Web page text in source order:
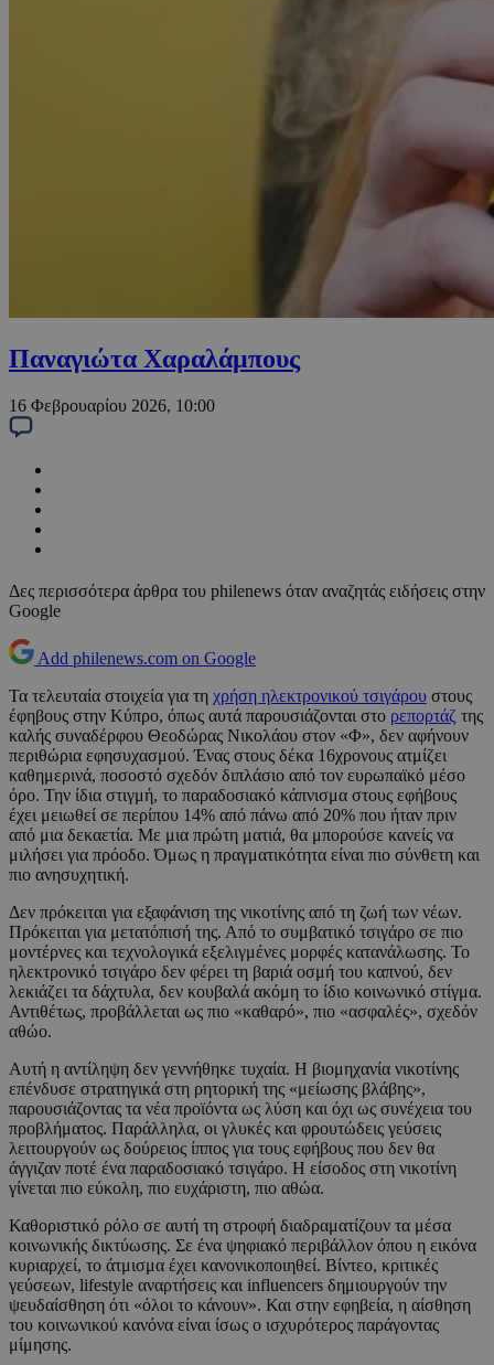
Παναγιώτα Χαραλάμπους
16 Φεβρουαρίου 2026, 10:00
Δες περισσότερα άρθρα του philenews όταν αναζητάς ειδήσεις στην
Google
Add philenews.com on Google
Τα τελευταία στοιχεία για τη χρήση ηλεκτρονικού τσιγάρου στους
έφηβους στην Κύπρο, όπως αυτά παρουσιάζονται στο ρεπορτάζ της
καλής συναδέρφου Θεοδώρας Νικολάου στον «Φ», δεν αφήνουν
περιθώρια εφησυχασμού. Ένας στους δέκα 16χρονους ατμίζει
καθημερινά, ποσοστό σχεδόν διπλάσιο από τον ευρωπαϊκό μέσο
όρο. Την ίδια στιγμή, το παραδοσιακό κάπνισμα στους εφήβους
έχει μειωθεί σε περίπου 14% από πάνω από 20% που ήταν πριν
από μια δεκαετία. Με μια πρώτη ματιά, θα μπορούσε κανείς να
μιλήσει για πρόοδο. Όμως η πραγματικότητα είναι πιο σύνθετη και
πιο ανησυχητική.
Δεν πρόκειται για εξαφάνιση της νικοτίνης από τη ζωή των νέων.
Πρόκειται για μετατόπισή της. Από το συμβατικό τσιγάρο σε πιο
μοντέρνες και τεχνολογικά εξελιγμένες μορφές κατανάλωσης. Το
ηλεκτρονικό τσιγάρο δεν φέρει τη βαριά οσμή του καπνού, δεν
λεκιάζει τα δάχτυλα, δεν κουβαλά ακόμη το ίδιο κοινωνικό στίγμα.
Αντιθέτως, προβάλλεται ως πιο «καθαρό», πιο «ασφαλές», σχεδόν
αθώο.
Αυτή η αντίληψη δεν γεννήθηκε τυχαία. Η βιομηχανία νικοτίνης
επένδυσε στρατηγικά στη ρητορική της «μείωσης βλάβης»,
παρουσιάζοντας τα νέα προϊόντα ως λύση και όχι ως συνέχεια του
προβλήματος. Παράλληλα, οι γλυκές και φρουτώδεις γεύσεις
λειτουργούν ως δούρειος ίππος για τους εφήβους που δεν θα
άγγιζαν ποτέ ένα παραδοσιακό τσιγάρο. Η είσοδος στη νικοτίνη
γίνεται πιο εύκολη, πιο ευχάριστη, πιο αθώα.
Καθοριστικό ρόλο σε αυτή τη στροφή διαδραματίζουν τα μέσα
κοινωνικής δικτύωσης. Σε ένα ψηφιακό περιβάλλον όπου η εικόνα
κυριαρχεί, το άτμισμα έχει κανονικοποιηθεί. Βίντεο, κριτικές
γεύσεων, lifestyle αναρτήσεις και influencers δημιουργούν την
ψευδαίσθηση ότι «όλοι το κάνουν». Και στην εφηβεία, η αίσθηση
του κοινωνικού κανόνα είναι ίσως ο ισχυρότερος παράγοντας
μίμησης.